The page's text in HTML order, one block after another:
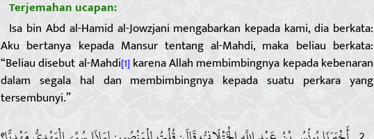
Terjemahan ucapan:
Isa bin Abd al-Hamid al-Jowzjani mengabarkan kepada kami, dia berkata:
Aku bertanya kepada Mansur tentang al-Mahdi, maka beliau berkata:
“Beliau disebut al-Mahdi[1] karena Allah membimbingnya kepada kebenaran
dalam segala hal dan membimbingnya kepada suatu perkara yang
tersembunyi.”